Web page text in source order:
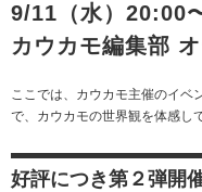
9/11（水）20:00
カウカモ編集部
ここでは、カウカモ主催のイベ
で、カウカモの世界観を体感し
好評につき第２弾開